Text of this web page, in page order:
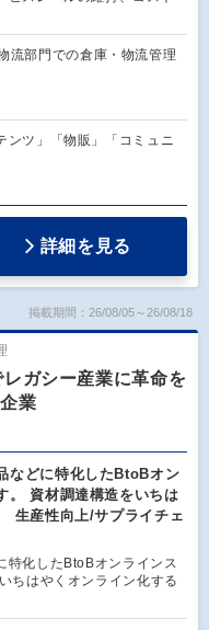
流部門での倉庫・物流管理
ンツ」「物販」「コミュニ
詳細を見る
掲載期間：26/08/05～26/08/18
ガシー産業に革命を
業
などに特化したBtoBオン
。 資材調達構造をいちは
生産性向上/サプライチェ
特化したBtoBオンラインス
ちはやくオンライン化する